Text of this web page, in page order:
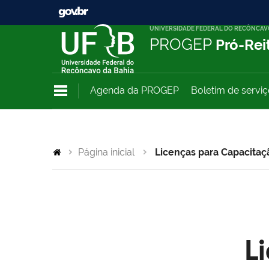
UNIVERSIDADE FEDERAL DO
PROGEP Pró-
Agenda da PROGEP Boletim de
Página inicial Licenças para